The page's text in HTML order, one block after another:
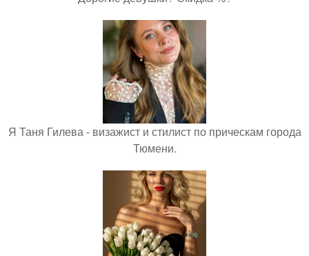
Я Таня Гилева - визажист и стилист по прическам города
Тюмени.